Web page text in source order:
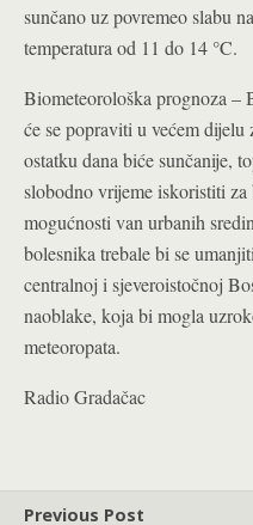
sunčano uz povremeo slabu
temperatura od 11 do 14 °C.
Biometeorološka prognoza –
će se popraviti u većem
ostatku dana biće sunčanije,
slobodno vrijeme iskoristiti
mogućnosti van urbanih
bolesnika trebale bi se
centralnoj i sjeveroistočnoj
naoblake, koja bi mogla
meteoropata.
Radio Gradačac
Previous Post